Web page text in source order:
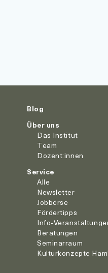
Blog
Über uns
Das Institut
Team
Dozent:innen
Service
Alle
Newsletter
Jobbörse
Fördertipps
Info-
Beratungen
Seminarraum
Kulturkonzepte